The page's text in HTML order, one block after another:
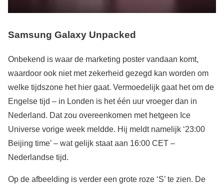
Samsung Galaxy Unpacked
Onbekend is waar de marketing poster vandaan komt,
waardoor ook niet met zekerheid gezegd kan worden om
welke tijdszone het hier gaat. Vermoedelijk gaat het om de
Engelse tijd – in Londen is het één uur vroeger dan in
Nederland. Dat zou overeenkomen met hetgeen Ice
Universe vorige week meldde. Hij meldt namelijk ‘23:00
Beijing time’ – wat gelijk staat aan 16:00 CET –
Nederlandse tijd.
Op de afbeelding is verder een grote roze ‘S’ te zien. De